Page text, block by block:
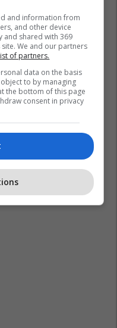
and information from
and other device
and shared with 369
We and our partners
of partners.
data on the basis
to by managing
the bottom of this page
consent in privacy